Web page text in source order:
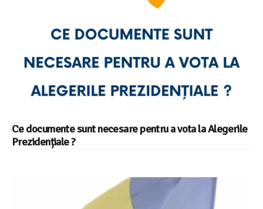
Ce documente sunt necesare pentru a vota la Alegerile
Prezidențiale ?